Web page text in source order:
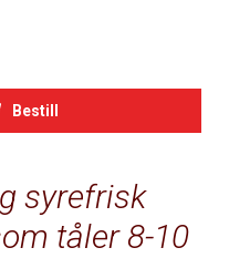
syrefrisk
tåler 8-10
Bestill